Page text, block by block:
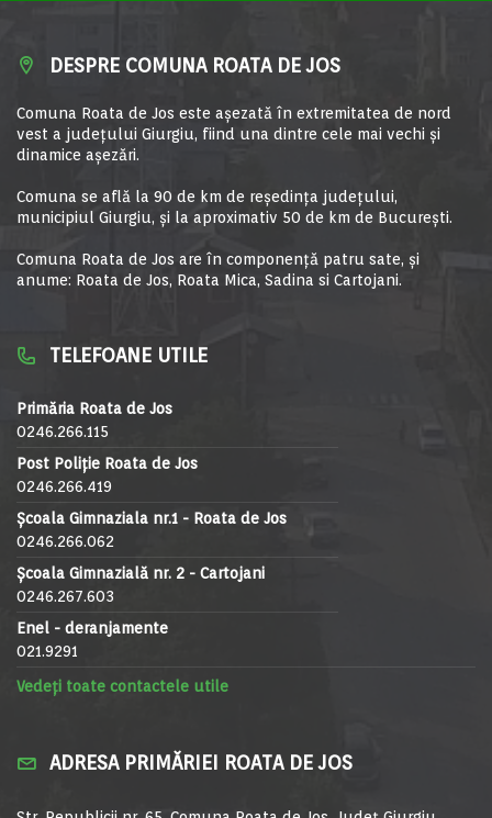
DESPRE COMUNA ROATA DE JOS
Comuna Roata de Jos este aşezată în extremitatea de nord
vest a judeţului Giurgiu, fiind una dintre cele mai vechi şi
dinamice aşezări.
Comuna se află la 90 de km de reşedinţa judeţului,
municipiul Giurgiu, şi la aproximativ 50 de km de Bucureşti.
Comuna Roata de Jos are în componență patru sate, și
anume: Roata de Jos, Roata Mica, Sadina si Cartojani.
TELEFOANE UTILE
Primăria Roata de Jos
0246.266.115
Post Poliție Roata de Jos
0246.266.419
Școala Gimnaziala nr.1 - Roata de Jos
0246.266.062
Școala Gimnazială nr. 2 - Cartojani
0246.267.603
Enel - deranjamente
021.9291
Vedeți toate contactele utile
ADRESA PRIMĂRIEI ROATA DE JOS